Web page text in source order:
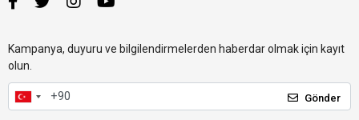
Kampanya, duyuru ve bilgilendirmelerden haberdar olmak için kayıt
olun.
Gönder